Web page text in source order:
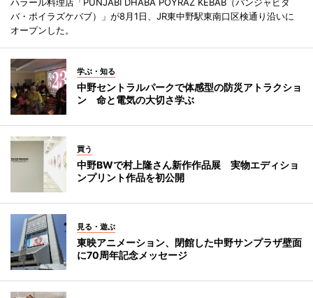
バ・ポイラズケバブ）」が8月1日、JR東中野駅東南口区検通り沿いに
オープンした。
学ぶ・知る
中野セントラルパークで体感型の防災アトラクショ
ン 命と電気の大切さ学ぶ
買う
中野BWで村上隆さん新作作品展 実物エディショ
ンプリント作品を初公開
見る・遊ぶ
東映アニメーション、閉館した中野サンプラザ壁面
に70周年記念メッセージ